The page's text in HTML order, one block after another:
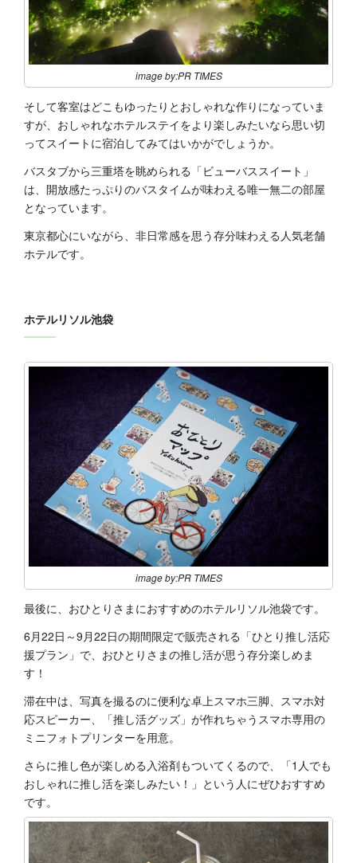
image by:PR TIMES
そして客室はどこもゆったりとおしゃれな作りになっていま
すが、おしゃれなホテルステイをより楽しみたいなら思い切
ってスイートに宿泊してみてはいかがでしょうか。
バスタブから三重塔を眺められる「ビューバススイート」
は、開放感たっぷりのバスタイムが味わえる唯一無二の部屋
となっています。
東京都心にいながら、非日常感を思う存分味わえる人気老舗
ホテルです。
ホテルリソル池袋
image by:PR TIMES
最後に、おひとりさまにおすすめのホテルリソル池袋です。
6月22日～9月22日の期間限定で販売される「ひとり推し活応
援プラン」で、おひとりさまの推し活が思う存分楽しめま
す！
滞在中は、写真を撮るのに便利な卓上スマホ三脚、スマホ対
応スピーカー、「推し活グッズ」が作れちゃうスマホ専用の
ミニフォトプリンターを用意。
さらに推し色が楽しめる入浴剤もついてくるので、「1人でも
おしゃれに推し活を楽しみたい！」という人にぜひおすすめ
です。